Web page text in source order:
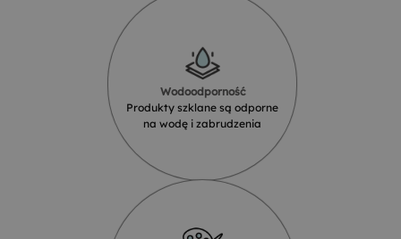
Wodoodporność
Produkty szklane są odporne
na wodę i zabrudzenia